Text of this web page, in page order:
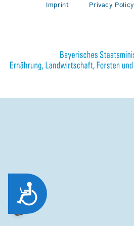
Zug&auml;nglichkeit
Imprint Privacy Policy